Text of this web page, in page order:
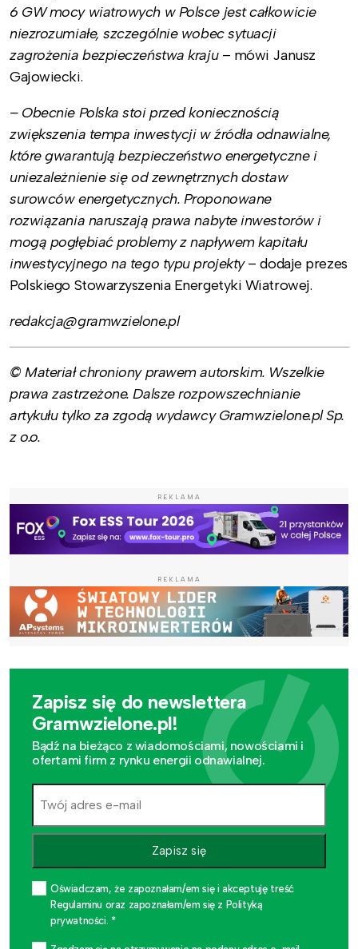
6 GW mocy wiatrowych w Polsce jest całkowicie
niezrozumiałe, szczególnie wobec sytuacji
zagrożenia bezpieczeństwa kraju– mówi Janusz
Gajowiecki.
– Obecnie Polska stoi przed koniecznością
zwiększenia tempa inwestycji w źródła odnawialne,
które gwarantują bezpieczeństwo energetyczne i
uniezależnienie się od zewnętrznych dostaw
surowców energetycznych. Proponowane
rozwiązania naruszają prawa nabyte inwestorów i
mogą pogłębiać problemy z napływem kapitału
inwestycyjnego na tego typu projekty– dodaje prezes
Polskiego Stowarzyszenia Energetyki Wiatrowej.
redakcja@gramwzielone.pl
© Materiał chroniony prawem autorskim. Wszelkie
prawa zastrzeżone. Dalsze rozpowszechnianie
artykułu tylko za zgodą wydawcy Gramwzielone.pl Sp.
z o.o.
REKLAMA
REKLAMA
Zapisz się do newslettera
Gramwzielone.pl!
Bądź na bieżąco z wiadomościami, nowościami i
ofertami firm z rynku energii odnawialnej.
Zapisz się
Oświadczam, że zapoznałam/em się i akceptuję treść
Regulaminu oraz zapoznałam/em się z Polityką
prywatności. *